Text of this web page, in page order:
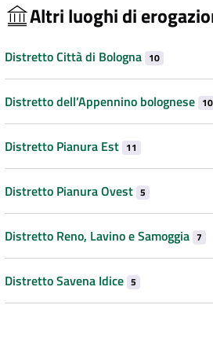
Altri luoghi di
Distretto Città di Bologna 10
Distretto dell’Appennino bolognese 10
Distretto Pianura Est 11
Distretto Pianura Ovest 5
Distretto Reno, Lavino e Samoggia 7
Distretto Savena Idice 5